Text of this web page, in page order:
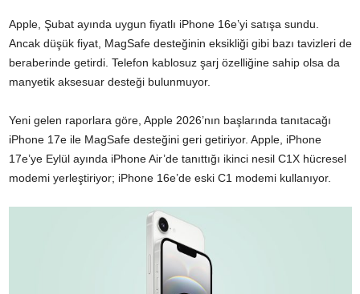
Apple, Şubat ayında uygun fiyatlı iPhone 16e’yi satışa sundu.
Ancak düşük fiyat, MagSafe desteğinin eksikliği gibi bazı tavizleri de
beraberinde getirdi. Telefon kablosuz şarj özelliğine sahip olsa da
manyetik aksesuar desteği bulunmuyor.
Yeni gelen raporlara göre, Apple 2026’nın başlarında tanıtacağı
iPhone 17e ile MagSafe desteğini geri getiriyor. Apple, iPhone
17e’ye Eylül ayında iPhone Air’de tanıttığı ikinci nesil C1X hücresel
modemi yerleştiriyor; iPhone 16e’de eski C1 modemi kullanıyor.